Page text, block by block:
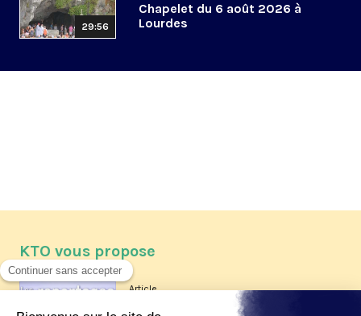
29:56
Chapelet du 6 août 2026 à
Lourdes
KTO vous propose
Article
Les reportages d'été 2026 de KTO